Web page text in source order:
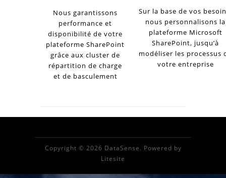
Nous garantissons
performance et
disponibilité de votre
plateforme SharePoint
grâce aux cluster de
répartition de charge
et de basculement
Sur la base de vos
nous personnalisons la
plateforme Microsoft
SharePoint, jusqu’à
modéliser les processus
votre entreprise
Copyright © 2026 DataSense. Powered by
Litesite